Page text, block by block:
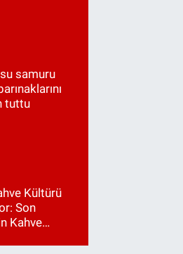
samuru
tuttu
Kültürü
Son
Kahve